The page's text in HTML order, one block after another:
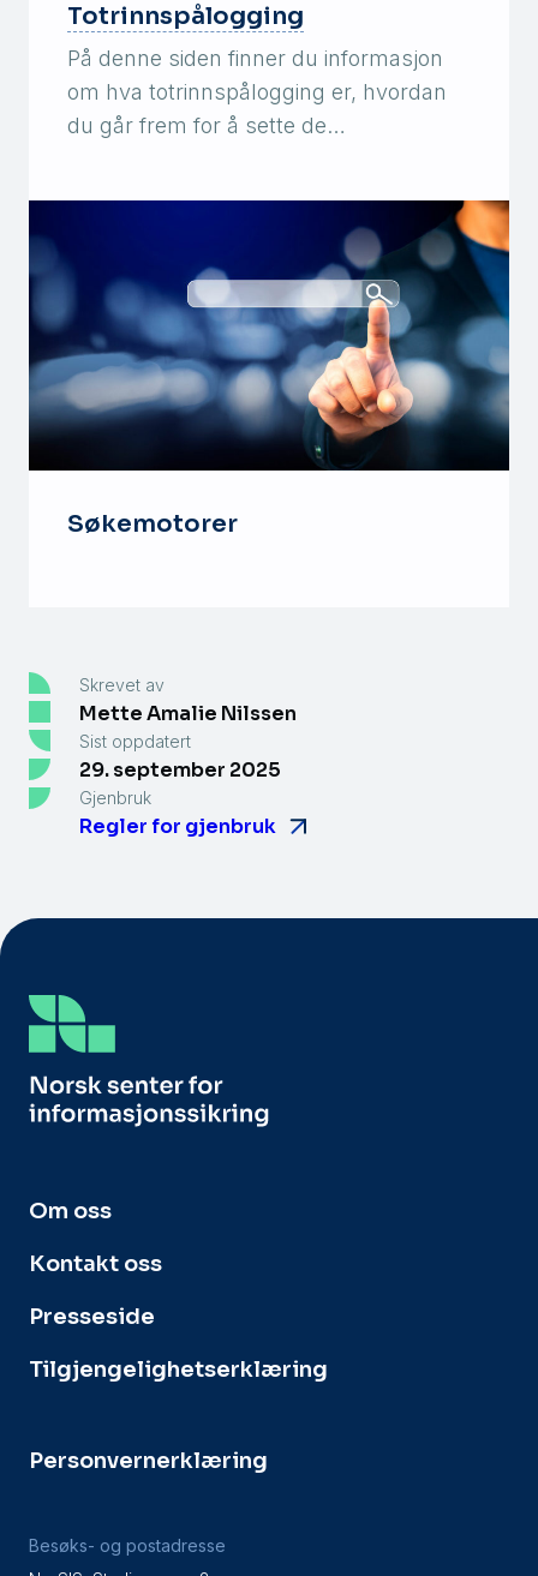
Totrinnspålogging
På denne siden finner du informasjon
om hva totrinnspålogging er, hvordan
du går frem for å sette de…
Søkemotorer
Skrevet av
Mette Amalie Nilssen
Sist oppdatert
29. september 2025
Gjenbruk
Regler for gjenbruk
Om oss
Kontakt oss
Presseside
Tilgjengelighetserklæring
Personvernerklæring
Besøks- og postadresse